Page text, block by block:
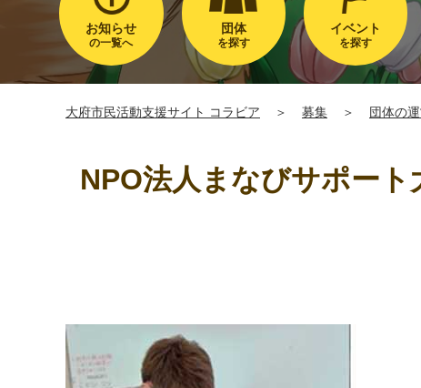
お知らせ
の一覧へ
団体
を探す
イベント
を探す
大府市民活動支援サイト コラビア ＞ 募集 ＞ 団体の
NPO法人まなびサポー